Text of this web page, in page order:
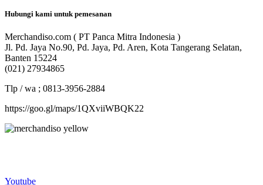
Hubungi kami untuk pemesanan
Merchandiso.com ( PT Panca Mitra Indonesia )
Jl. Pd. Jaya No.90, Pd. Jaya, Pd. Aren, Kota Tangerang Selatan,
Banten 15224
(021) 27934865
Tlp / wa ; 0813-3956-2884
https://goo.gl/maps/1QXviiWBQK22
Youtube